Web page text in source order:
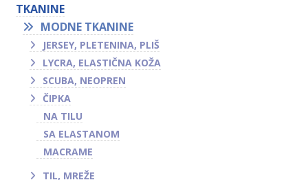
TKANINE
MODNE TKANINE
JERSEY, PLETENINA, PLIŠ
LYCRA, ELASTIČNA KOŽA
SCUBA, NEOPREN
ČIPKA
NA TILU
SA ELASTANOM
MACRAME
TIL, MREŽE